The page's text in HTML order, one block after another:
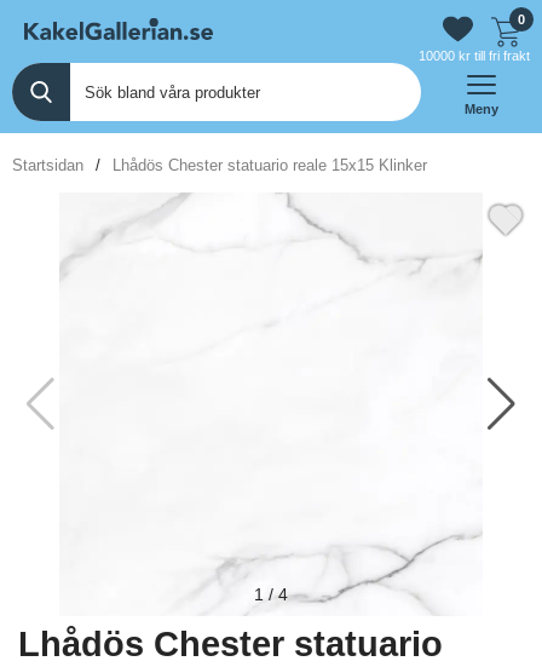
0
10000 kr till fri frakt
Meny
Startsidan Lhådös Chester statuario reale 15x15 Klinker
1 /4
Lhådös Chester statuario